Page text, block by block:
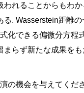
れることからもわ
. Wasserstein距離
化できる偏微分方程
らず新たな成果を
の機会を与えてくだ